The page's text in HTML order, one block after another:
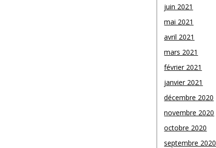
juin 2021
mai 2021
avril 2021
mars 2021
février 2021
janvier 2021
décembre 2020
novembre 2020
octobre 2020
septembre 2020